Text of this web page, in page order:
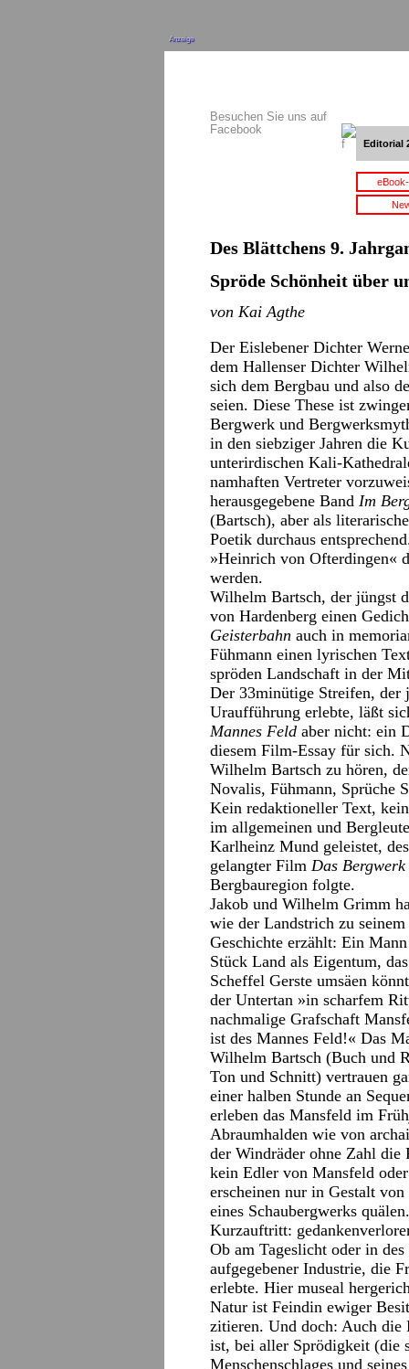
Anzeige
Besuchen Sie uns auf
Facebook
Editorial
Des Blättchens 9.
Spröde Schönheit über
von Kai Agthe
Der Eislebener Dichter
dem Hallenser Dichter
sich dem Bergbau und also
seien. Diese These ist
Bergwerk und
in den siebziger Jahren die
unterirdischen Kali-
namhaften Vertreter
herausgegebene Band Im
(Bartsch), aber als
Poetik durchaus
»Heinrich von Ofterdingen«
werden.
Wilhelm Bartsch, der jüngst
von Hardenberg einen
Geisterbahn auch in
Fühmann einen lyrischen
spröden Landschaft in der
Der 33minütige Streifen,
Uraufführung erlebte, läßt
Mannes Feld aber nicht: ein
diesem Film-Essay für sich.
Wilhelm Bartsch zu hören,
Novalis, Fühmann, Sprüche
Kein redaktioneller Text,
im allgemeinen und
Karlheinz Mund geleistet,
gelangter Film Das Bergwerk
Bergbauregion folgte.
Jakob und Wilhelm Grimm
wie der Landstrich zu
Geschichte erzählt: Ein
Stück Land als Eigentum,
Scheffel Gerste umsäen
der Untertan »in scharfem
nachmalige Grafschaft
ist des Mannes Feld!« Das
Wilhelm Bartsch (Buch und
Ton und Schnitt) vertrauen
einer halben Stunde an
erleben das Mansfeld im
Abraumhalden wie von
der Windräder ohne Zahl die
kein Edler von Mansfeld
erscheinen nur in Gestalt
eines Schaubergwerks
Kurzauftritt:
Ob am Tageslicht oder in
aufgegebener Industrie, die
erlebte. Hier museal
Natur ist Feindin ewiger
zitieren. Und doch: Auch die
ist, bei aller Sprödigkeit (die
Menschenschlages und